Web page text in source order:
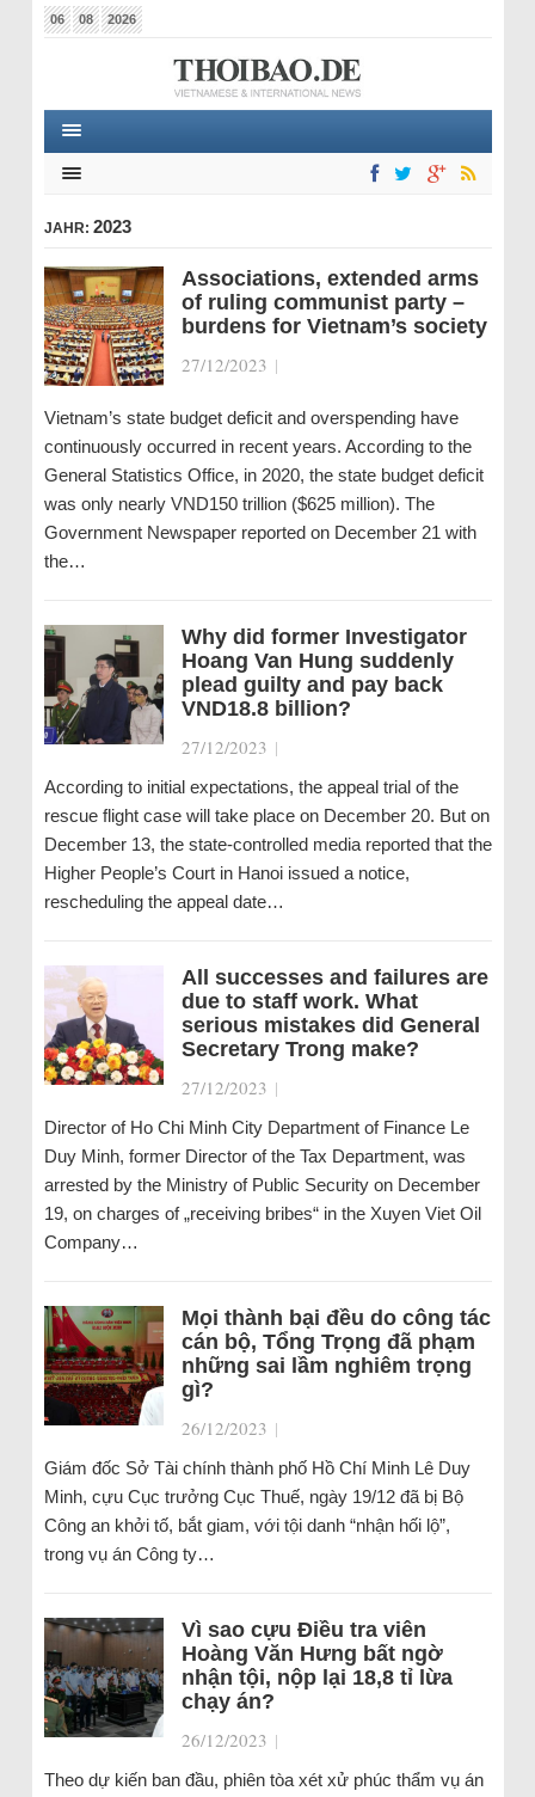
06 08 2026
JAHR: 2023
Associations, extended arms
of ruling communist party –
burdens for Vietnam’s society
27/12/2023 |
Vietnam’s state budget deficit and overspending have
continuously occurred in recent years. According to the
General Statistics Office, in 2020, the state budget deficit
was only nearly VND150 trillion ($625 million). The
Government Newspaper reported on December 21 with
the…
Why did former Investigator
Hoang Van Hung suddenly
plead guilty and pay back
VND18.8 billion?
27/12/2023 |
According to initial expectations, the appeal trial of the
rescue flight case will take place on December 20. But on
December 13, the state-controlled media reported that the
Higher People’s Court in Hanoi issued a notice,
rescheduling the appeal date…
All successes and failures are
due to staff work. What
serious mistakes did General
Secretary Trong make?
27/12/2023 |
Director of Ho Chi Minh City Department of Finance Le
Duy Minh, former Director of the Tax Department, was
arrested by the Ministry of Public Security on December
19, on charges of „receiving bribes“ in the Xuyen Viet Oil
Company…
Mọi thành bại đều do công tác
cán bộ, Tổng Trọng đã phạm
những sai lầm nghiêm trọng
gì?
26/12/2023 |
Giám đốc Sở Tài chính thành phố Hồ Chí Minh Lê Duy
Minh, cựu Cục trưởng Cục Thuế, ngày 19/12 đã bị Bộ
Công an khởi tố, bắt giam, với tội danh “nhận hối lộ”,
trong vụ án Công ty…
Vì sao cựu Điều tra viên
Hoàng Văn Hưng bất ngờ
nhận tội, nộp lại 18,8 tỉ lừa
chạy án?
26/12/2023 |
Theo dự kiến ban đầu, phiên tòa xét xử phúc thẩm vụ án